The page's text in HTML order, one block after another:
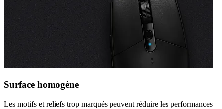
Surface homogène
Les motifs et reliefs trop marqués peuvent réduire les performances